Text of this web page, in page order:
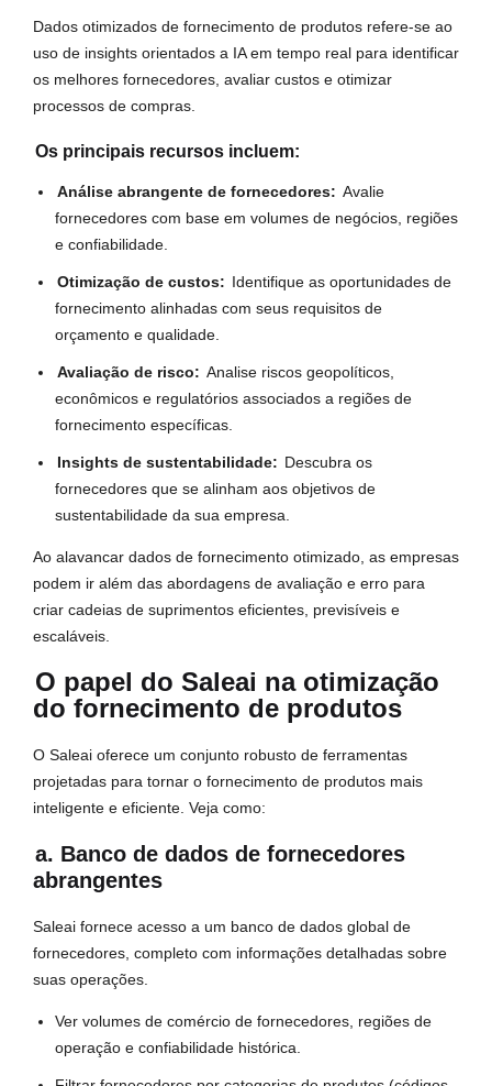
Dados otimizados de fornecimento de produtos refere-se ao
uso de insights orientados a IA em tempo real para identificar
os melhores fornecedores, avaliar custos e otimizar
processos de compras.
Os principais recursos incluem:
Análise abrangente de fornecedores: Avalie
fornecedores com base em volumes de negócios, regiões
e confiabilidade.
Otimização de custos: Identifique as oportunidades de
fornecimento alinhadas com seus requisitos de
orçamento e qualidade.
Avaliação de risco: Analise riscos geopolíticos,
econômicos e regulatórios associados a regiões de
fornecimento específicas.
Insights de sustentabilidade: Descubra os
fornecedores que se alinham aos objetivos de
sustentabilidade da sua empresa.
Ao alavancar dados de fornecimento otimizado, as empresas
podem ir além das abordagens de avaliação e erro para
criar cadeias de suprimentos eficientes, previsíveis e
escaláveis.
O papel do Saleai na otimização
do fornecimento de produtos
O Saleai oferece um conjunto robusto de ferramentas
projetadas para tornar o fornecimento de produtos mais
inteligente e eficiente. Veja como:
a. Banco de dados de fornecedores
abrangentes
Saleai fornece acesso a um banco de dados global de
fornecedores, completo com informações detalhadas sobre
suas operações.
Ver volumes de comércio de fornecedores, regiões de
operação e confiabilidade histórica.